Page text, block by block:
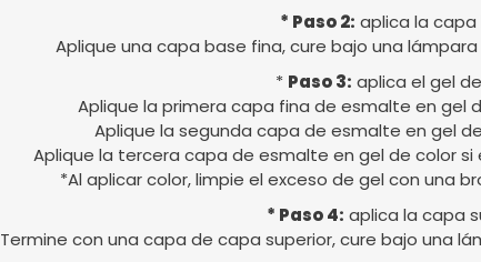
* Paso 2: aplica la capa
Aplique una capa base fina, cure bajo una lámpara
* Paso 3: aplica el gel
Aplique la primera capa fina de esmalte en gel
Aplique la segunda capa de esmalte en gel
Aplique la tercera capa de esmalte en gel de color si
*Al aplicar color, limpie el exceso de gel con una
* Paso 4: aplica la capa
Termine con una capa de capa superior, cure bajo una